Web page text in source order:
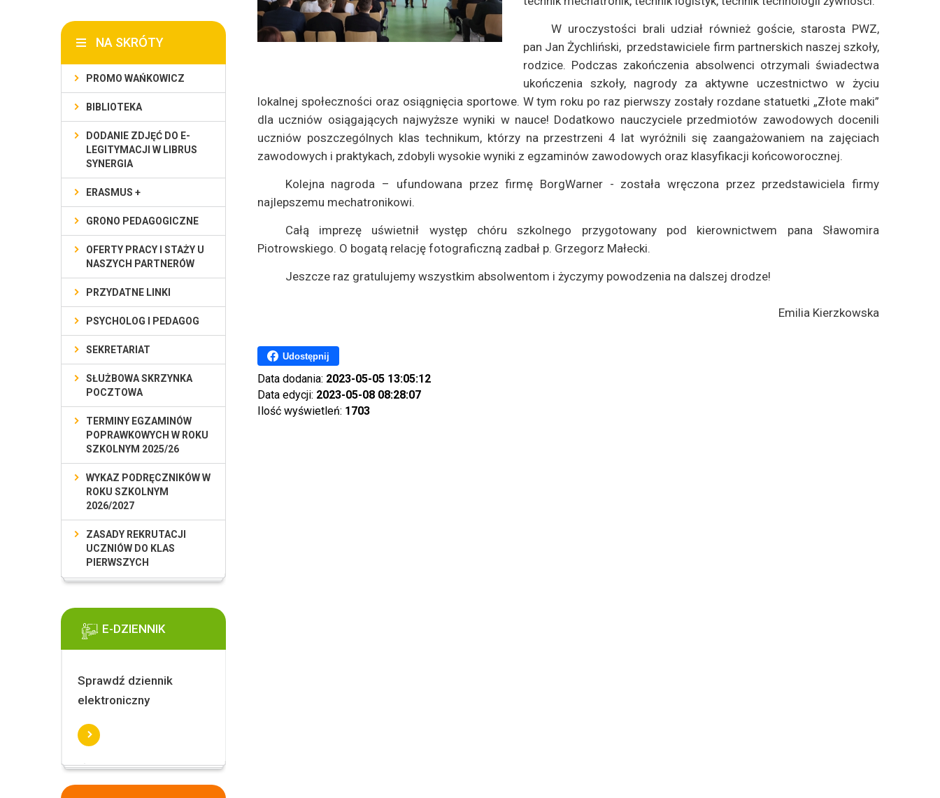
W uroczystości brali udział również goście, starosta PWZ,
pan Jan Żychliński, przedstawiciele firm partnerskich naszej szkoły,
rodzice. Podczas zakończenia absolwenci otrzymali świadectwa
ukończenia szkoły, nagrody za aktywne uczestnictwo w życiu
lokalnej społeczności oraz osiągnięcia sportowe. W tym roku po raz pierwszy zostały rozdane statuetki „Złote maki”
dla uczniów osiągających najwyższe wyniki w nauce! Dodatkowo nauczyciele przedmiotów zawodowych docenili
uczniów poszczególnych klas technikum, którzy na przestrzeni 4 lat wyróżnili się zaangażowaniem na zajęciach
zawodowych i praktykach, zdobyli wysokie wyniki z egzaminów zawodowych oraz klasyfikacji końcoworocznej.
Kolejna nagroda – ufundowana przez firmę BorgWarner - została wręczona przez przedstawiciela firmy
najlepszemu mechatronikowi.
Całą imprezę uświetnił występ chóru szkolnego przygotowany pod kierownictwem pana Sławomira
Piotrowskiego. O bogatą relację fotograficzną zadbał p. Grzegorz Małecki.
Jeszcze raz gratulujemy wszystkim absolwentom i życzymy powodzenia na dalszej drodze!
Emilia Kierzkowska
Udostępnij
Data dodania: 2023-05-05 13:05:12
Data edycji: 2023-05-08 08:28:07
Ilość wyświetleń: 1703
NA SKRÓTY
PROMO WAŃKOWICZ
BIBLIOTEKA
DODANIE ZDJĘĆ DO E-
LEGITYMACJI W LIBRUS
SYNERGIA
ERASMUS +
GRONO PEDAGOGICZNE
OFERTY PRACY I STAŻY U
NASZYCH PARTNERÓW
PRZYDATNE LINKI
PSYCHOLOG I PEDAGOG
SEKRETARIAT
SŁUŻBOWA SKRZYNKA
POCZTOWA
TERMINY EGZAMINÓW
POPRAWKOWYCH W ROKU
SZKOLNYM 2025/26
WYKAZ PODRĘCZNIKÓW W
ROKU SZKOLNYM
2026/2027
ZASADY REKRUTACJI
UCZNIÓW DO KLAS
PIERWSZYCH
E-DZIENNIK
Sprawdź dziennik
elektroniczny